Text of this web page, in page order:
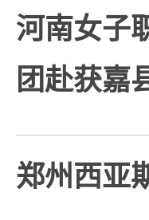
河南女子
团赴获嘉
郑州西亚